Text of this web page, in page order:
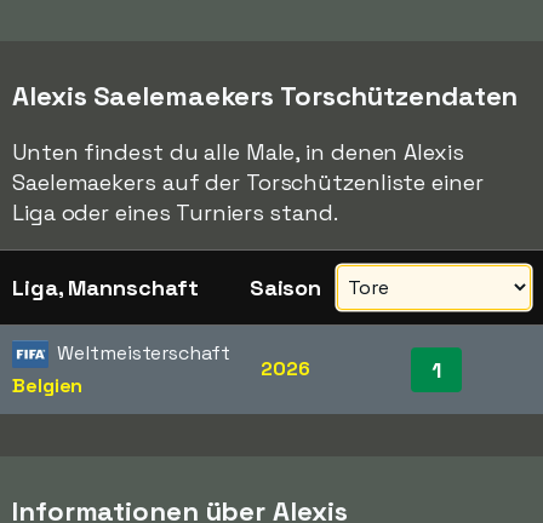
Alexis Saelemaekers Torschützendaten
Unten findest du alle Male, in denen Alexis
Saelemaekers auf der Torschützenliste einer
Liga oder eines Turniers stand.
Liga, Mannschaft Saison
Weltmeisterschaft
Belgien
2026 1
Informationen über Alexis